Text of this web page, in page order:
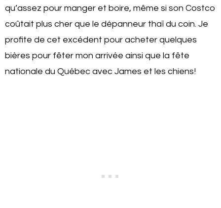
qu’assez pour manger et boire, même si son Costco
coûtait plus cher que le dépanneur thaï du coin. Je
profite de cet excédent pour acheter quelques
bières pour fêter mon arrivée ainsi que la fête
nationale du Québec avec James et les chiens!